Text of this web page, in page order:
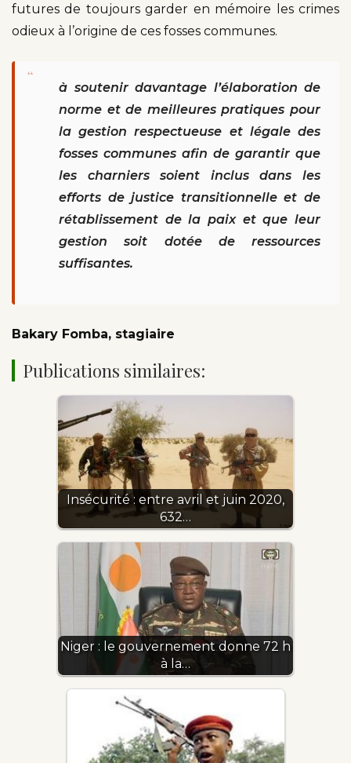
futures de toujours garder en mémoire les crimes
odieux à l’origine de ces fosses communes.
“
à soutenir davantage l’élaboration de
norme et de meilleures pratiques pour
la gestion respectueuse et légale des
fosses communes afin de garantir que
les charniers soient inclus dans les
efforts de justice transitionnelle et de
rétablissement de la paix et que leur
gestion soit dotée de ressources
suffisantes.
Bakary Fomba, stagiaire
Publications similaires:
Insécurité : entre avril et juin 2020,
632…
Niger : le gouvernement donne 72 h
à la…